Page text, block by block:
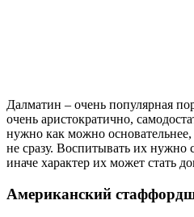
Далматин – очень популярная
очень аристократично,
нужно как можно
не сразу. Воспитывать их нужно
иначе характер их может стать
Американский